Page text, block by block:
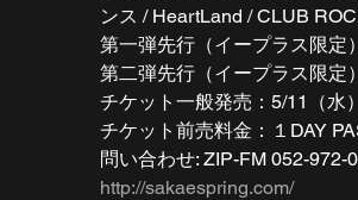
ンス / HeartLand / CLUB
第一弾先行（イープラス限定
第二弾先行（イープラス限定
チケット一般発売：5/11（水
チケット前売料金：１DAY
問い合わせ: ZIP-FM 052-972-
http://sakaespring.com/